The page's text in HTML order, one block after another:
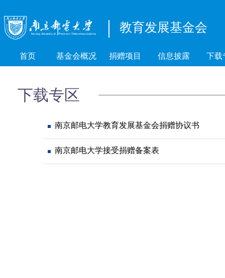
教育发展基金会
首页 基金会概况 捐赠项目 信息披露 下载
下载专区
南京邮电大学教育发展基金会捐赠协议书
南京邮电大学接受捐赠备案表